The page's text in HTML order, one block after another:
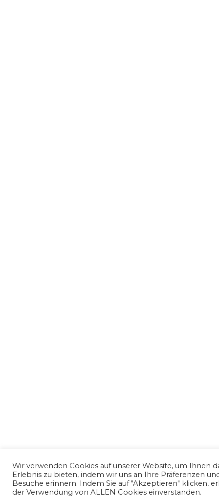
Wir verwenden Cookies auf unserer Website, um Ihnen
Erlebnis zu bieten, indem wir uns an Ihre Präferenzen
Besuche erinnern. Indem Sie auf "Akzeptieren" klicken,
der Verwendung von ALLEN Cookies einverstanden.